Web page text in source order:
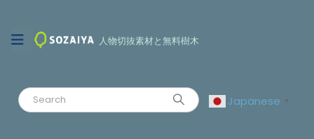
人物切抜素材と無料樹木
Japanese ▼